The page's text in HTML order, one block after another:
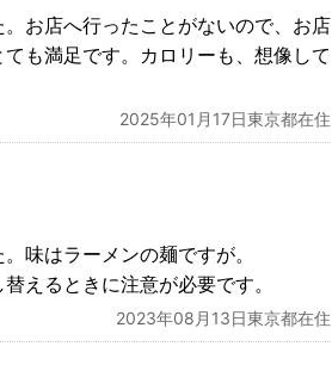
お店へ行ったことがないので、お店
も満足です。カロリーも、想像して
2025年01月17日東京都在住
味はラーメンの麺ですが。
えるときに注意が必要です。
2023年08月13日東京都在住